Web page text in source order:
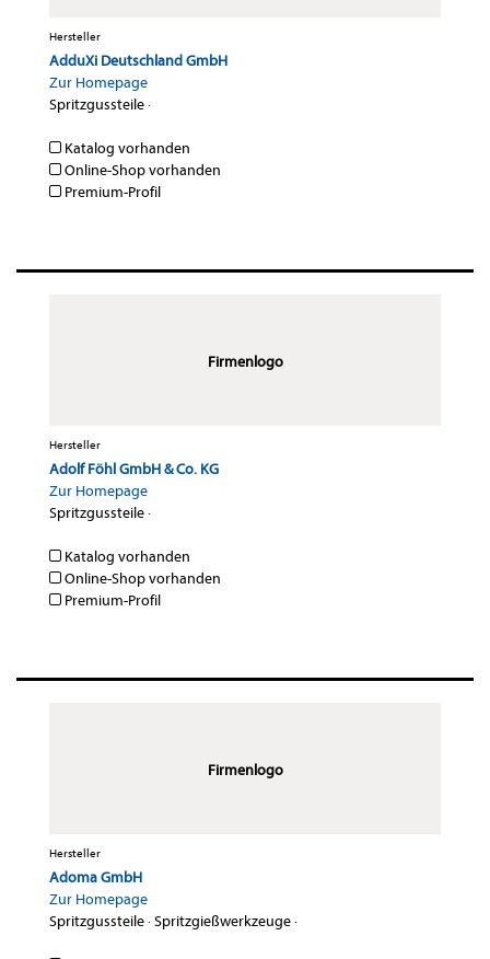
Hersteller
AdduXi Deutschland GmbH
Zur Homepage
Spritzgussteile·
Katalog vorhanden
Online-Shop vorhanden
Premium-Profil
Firmenlogo
Hersteller
Adolf Föhl GmbH & Co. KG
Zur Homepage
Spritzgussteile·
Katalog vorhanden
Online-Shop vorhanden
Premium-Profil
Firmenlogo
Hersteller
Adoma GmbH
Zur Homepage
Spritzgussteile·Spritzgießwerkzeuge·